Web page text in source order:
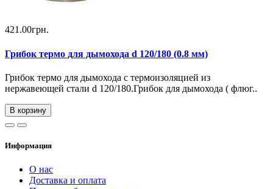
421.00грн.
Грибок термо для дымохода d 120/180 (0.8 мм)
Грибок термо для дымохода с термоизоляцией из
нержавеющей стали d 120/180.Грибок для дымохода ( флюг..
В корзину
Информация
О нас
Доставка и оплата